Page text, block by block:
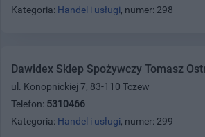
Kategoria: Handel i usługi, numer: 298
Dawidex Sklep Spożywczy Tomasz
ul. Konopnickiej 7, 83-110 Tczew
Telefon: 5310466
Kategoria: Handel i usługi, numer: 299